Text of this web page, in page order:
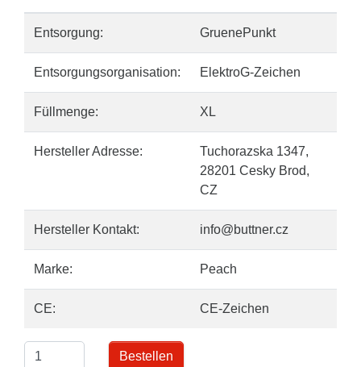
Entsorgung: GruenePunkt
Entsorgungsorganisation: ElektroG-Zeichen
Füllmenge: XL
Hersteller Adresse:
Tuchorazska 1347,
28201 Cesky Brod,
CZ
Hersteller Kontakt: info@buttner.cz
Marke: Peach
CE: CE-Zeichen
Bestellen